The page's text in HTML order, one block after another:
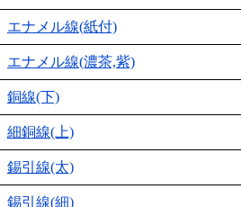
エナメル線(紙付)
エナメル線(濃茶,紫)
銅線(下)
細銅線(上)
錫引線(太)
錫引線(細)